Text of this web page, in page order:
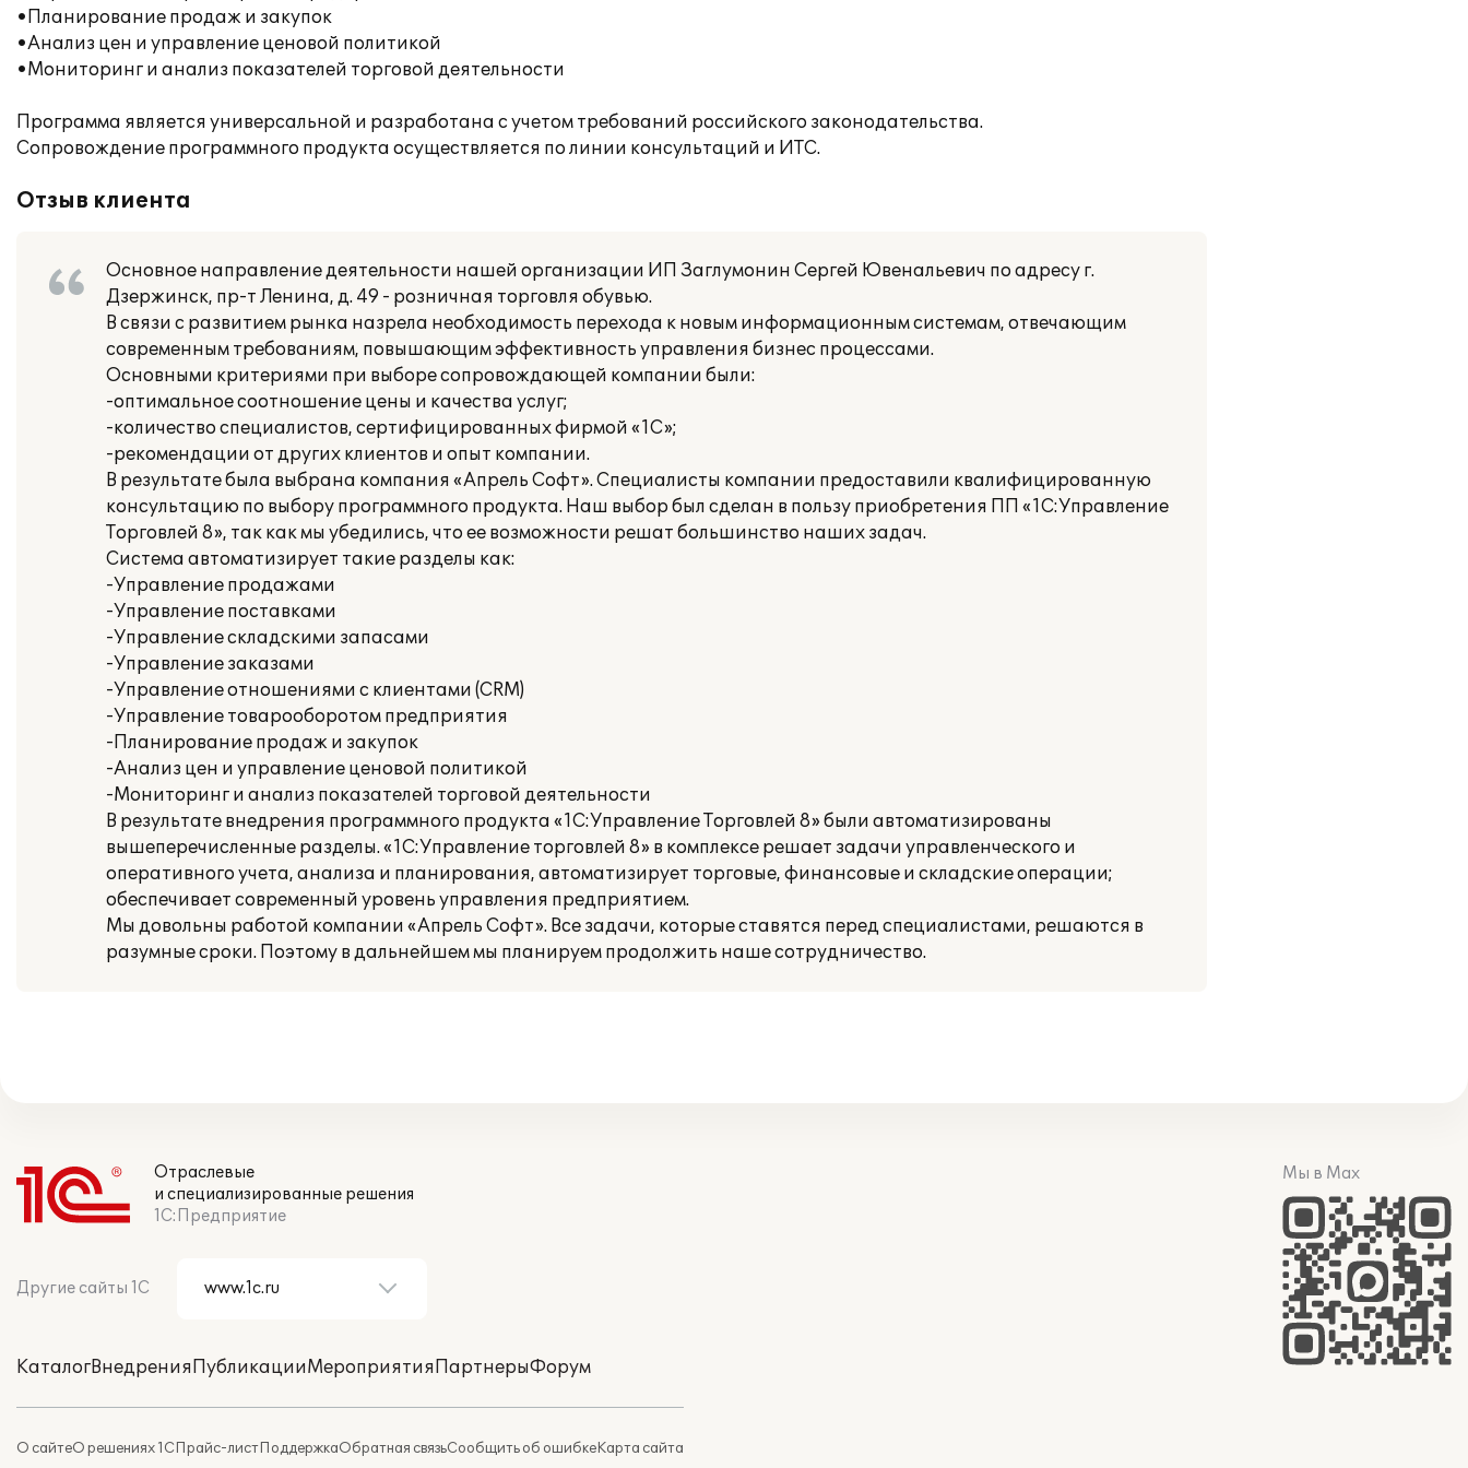
•Планирование продаж и закупок
•Анализ цен и управление ценовой политикой
•Мониторинг и анализ показателей торговой деятельности
Программа является универсальной и разработана с учетом требований российского законодательства.
Сопровождение программного продукта осуществляется по линии консультаций и ИТС.
Отзыв клиента
Основное направление деятельности нашей организации ИП Заглумонин Сергей Ювенальевич по адресу г.
Дзержинск, пр-т Ленина, д. 49 - розничная торговля обувью.
В связи с развитием рынка назрела необходимость перехода к новым информационным системам, отвечающим
современным требованиям, повышающим эффективность управления бизнес процессами.
Основными критериями при выборе сопровождающей компании были:
-оптимальное соотношение цены и качества услуг;
-количество специалистов, сертифицированных фирмой «1С»;
-рекомендации от других клиентов и опыт компании.
В результате была выбрана компания «Апрель Софт». Специалисты компании предоставили квалифицированную
консультацию по выбору программного продукта. Наш выбор был сделан в пользу приобретения ПП «1С:Управление
Торговлей 8», так как мы убедились, что ее возможности решат большинство наших задач.
Система автоматизирует такие разделы как:
-Управление продажами
-Управление поставками
-Управление складскими запасами
-Управление заказами
-Управление отношениями с клиентами (CRM)
-Управление товарооборотом предприятия
-Планирование продаж и закупок
-Анализ цен и управление ценовой политикой
-Мониторинг и анализ показателей торговой деятельности
В результате внедрения программного продукта «1С:Управление Торговлей 8» были автоматизированы
вышеперечисленные разделы. «1С:Управление торговлей 8» в комплексе решает задачи управленческого и
оперативного учета, анализа и планирования, автоматизирует торговые, финансовые и складские операции;
обеспечивает современный уровень управления предприятием.
Мы довольны работой компании «Апрель Софт». Все задачи, которые ставятся пе­ред специалистами, решаются в
разумные сроки. Поэтому в дальнейшем мы плани­руем продолжить наше сотрудничество.
Отраслевые
и специализированные решения
1С:Предприятие
Другие сайты 1С
КаталогВнедренияПубликацииМероприятияПартнерыФорум
О сайтеО решениях 1СПрайс-листПоддержкаОбратная связьСообщить об ошибкеКарта сайта
Мы в Max